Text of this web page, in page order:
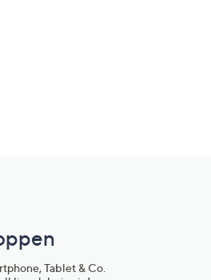
Tablet & Co.